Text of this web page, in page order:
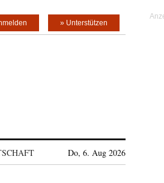
» Unterstützen
Do, 6. Aug 2026